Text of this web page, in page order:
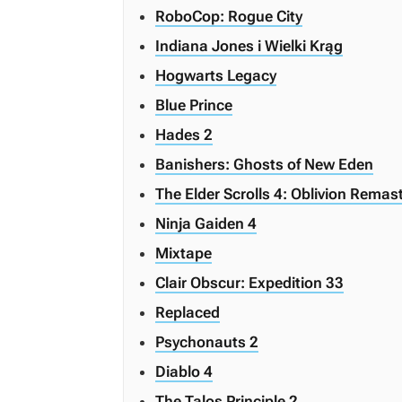
RoboCop: Rogue City
Indiana Jones i Wielki Krąg
Hogwarts Legacy
Blue Prince
Hades 2
Banishers: Ghosts of New Eden
The Elder Scrolls 4: Oblivion
Ninja Gaiden 4
Mixtape
Clair Obscur: Expedition 33
Replaced
Psychonauts 2
Diablo 4